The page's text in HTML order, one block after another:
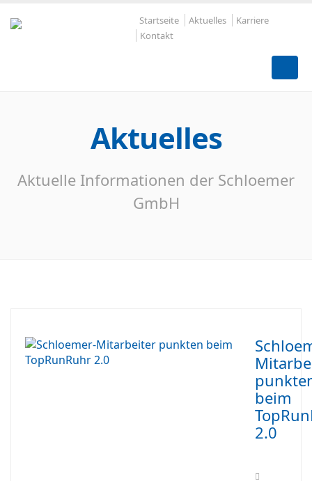
Startseite Aktuelles
Karriere
Kontakt
Aktuelles
Aktuelle Informationen der Schloemer
GmbH
beim
2.0